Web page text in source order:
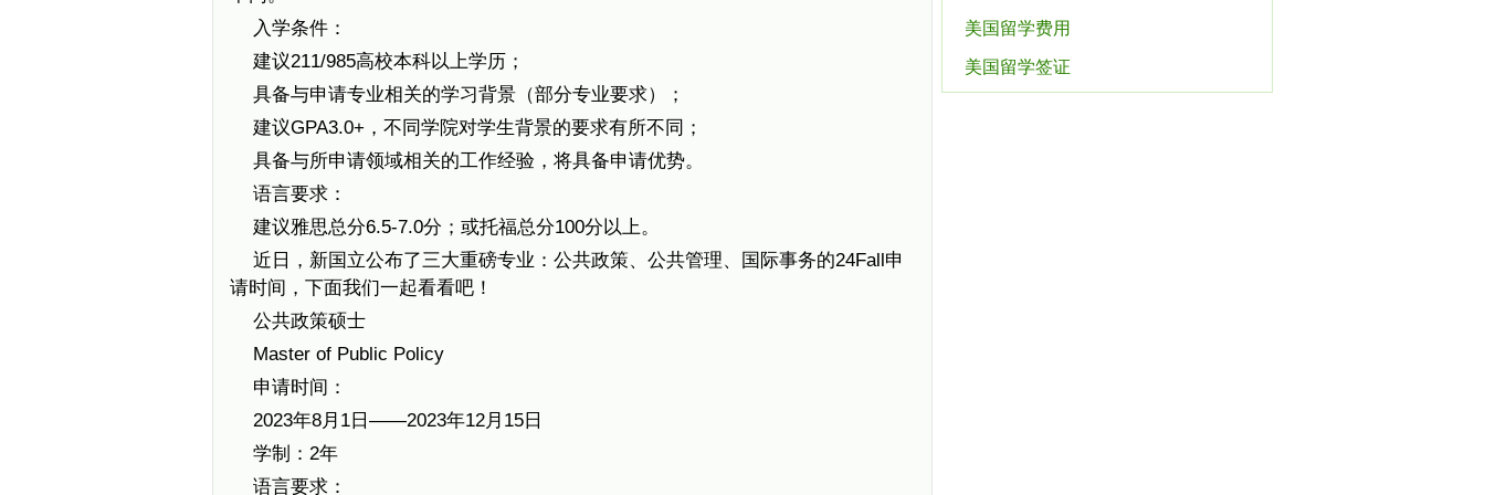
入学条件：
建议211/985高校本科以上学历；
具备与申请专业相关的学习背景（部分专业要求）；
建议GPA3.0+，不同学院对学生背景的要求有所不同；
具备与所申请领域相关的工作经验，将具备申请优势。
语言要求：
建议雅思总分6.5-7.0分；或托福总分100分以上。
近日，新国立公布了三大重磅专业：公共政策、公共管理、国际事务的24Fall申
请时间，下面我们一起看看吧！
公共政策硕士
Master of Public Policy
申请时间：
2023年8月1日——2023年12月15日
学制：2年
语言要求：
美国留学费用
美国留学签证